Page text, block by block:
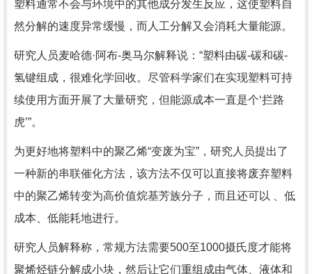
塑料通常不会与环境中的其他成分发生反应，这使塑料自
然分解的速度异常缓慢，而人工分解又会消耗大量能源。
研究人员麦哈德·阿布-奥马尔解释说：“塑料由碳-碳和碳-
氢键组成，很难化学回收。尽管科学家们在实现塑料可持
续使用方面开展了大量研究，但能源成本一直是个‘拦路
虎’”。
为更好地将塑料中的聚乙烯“变废为宝”，研究人员提出了
一种新的串联催化方法，该方法不仅可以直接将废弃塑料
中的聚乙烯转变为高价值烷基芳族分子，而且还可以 、低
成本、低能耗地进行。
研究人员解释称，常规方法需要500至1000摄氏度才能将
聚烯烃链分解成小块，然后让它们重组成由气体、液体和